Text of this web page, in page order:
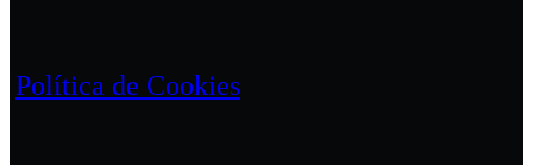
Política de Cookies